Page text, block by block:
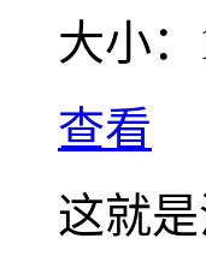
大小：
查看
这就